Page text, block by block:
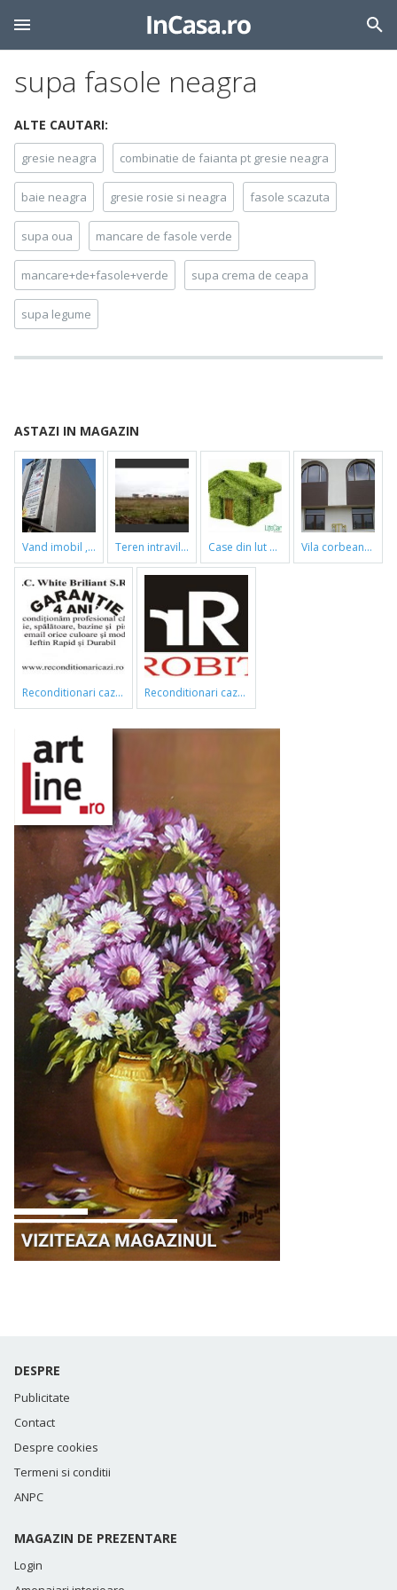
supa fasole neagra
ALTE CAUTARI:
gresie neagra combinatie de faianta pt gresie neagra
baie neagra gresie rosie si neagra fasole scazuta
supa oua mancare de fasole verde
mancare+de+fasole+verde supa crema de ceapa
supa legume
ASTAZI IN MAGAZIN
vand imobil ,790m,piata gorjului,pret negociabil teren intravilan case din lut si paie vila corbeanca
reconditionari cazi de baie reconditionari cazi de baie
DESPRE
Publicitate
Contact
Despre cookies
Termeni si conditii
ANPC
MAGAZIN DE PREZENTARE
Login